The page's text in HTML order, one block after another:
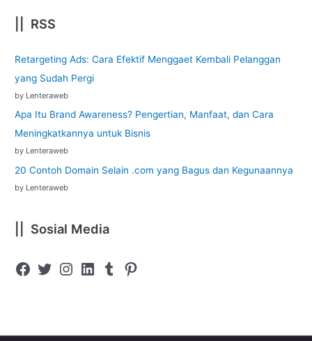
|| RSS
Retargeting Ads: Cara Efektif Menggaet Kembali Pelanggan
yang Sudah Pergi
by Lenteraweb
Apa Itu Brand Awareness? Pengertian, Manfaat, dan Cara
Meningkatkannya untuk Bisnis
by Lenteraweb
20 Contoh Domain Selain .com yang Bagus dan Kegunaannya
by Lenteraweb
|| Sosial Media